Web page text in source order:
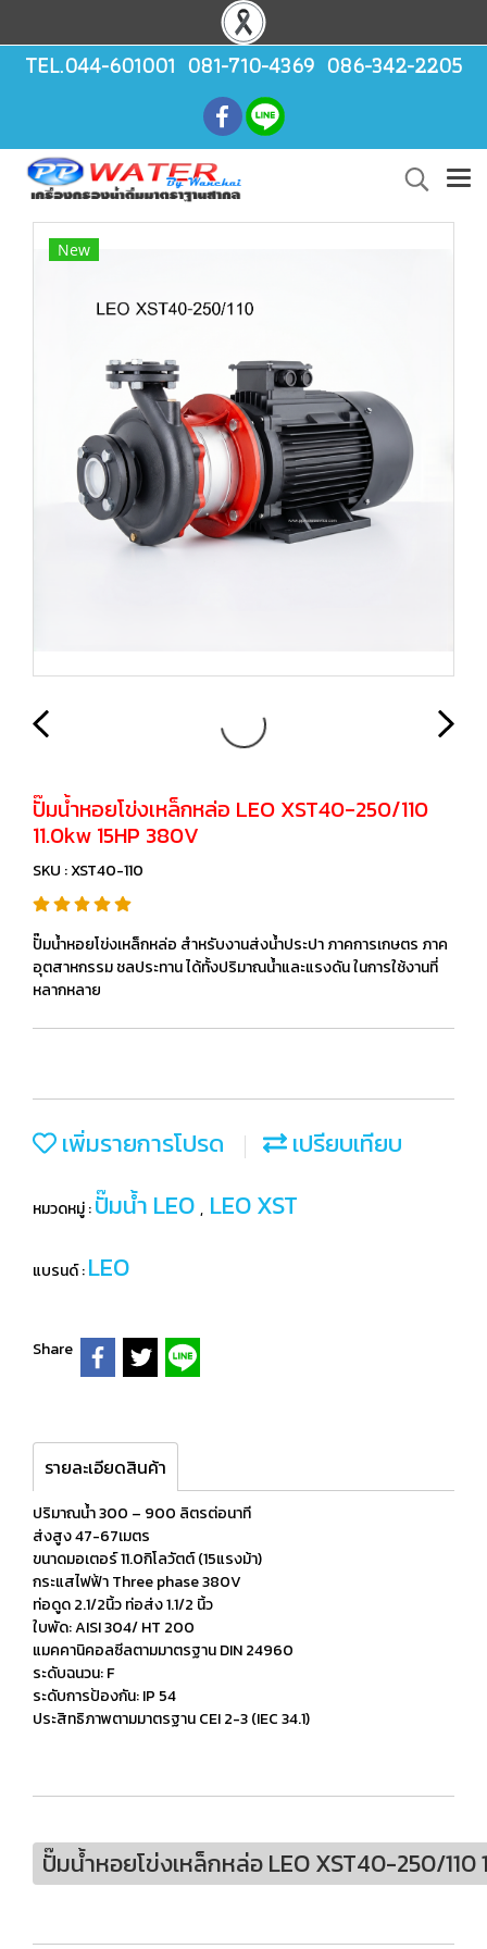
TEL.044-601001 081-710-4369 086-342-2205
New
ปั๊มนํ้าหอยโข่งเหล็กหล่อ LEO XST40-250/110
11.0kw 15HP 380V
SKU : XST40-110
ปั๊มนํ้าหอยโข่งเหล็กหล่อ สำหรับงานส่งนํ้าประปา ภาคการเกษตร ภาค
อุตสาหกรรม ชลประทาน ได้ทั้งปริมาณนํ้าและแรงดัน ในการใช้งานที่
หลากหลาย
เพิ่มรายการโปรด เปรียบเทียบ
หมวดหมู่ :ปั๊มน้ำ LEO , LEO XST
แบรนด์ :LEO
Share
รายละเอียดสินค้า
ปริมาณน้ำ 300 – 900 ลิตรต่อนาที
ส่งสูง 47-67เมตร
ขนาดมอเตอร์ 11.0กิโลวัตต์ (15แรงม้า)
กระแสไฟฟ้า Three phase 380V
ท่อดูด 2.1/2นิ้ว ท่อส่ง 1.1/2 นิ้ว
ใบพัด: AISI 304/ HT 200
แมคคานิคอลซีลตามมาตรฐาน DIN 24960
ระดับฉนวน: F
ระดับการป้องกัน: IP 54
ประสิทธิภาพตามมาตรฐาน CEI 2-3 (IEC 34.1)
ปั๊มนํ้าหอยโข่งเหล็กหล่อ LEO XST40-250/110